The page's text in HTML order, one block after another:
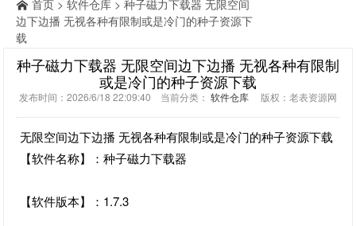
首页 > 软件仓库 > 种子磁力下载器 无限空间
边下边播 无视各种有限制或是冷门的种子资源下
载
种子磁力下载器 无限空间边下边播 无视各种有限制
或是冷门的种子资源下载
发布时间：2026/6/18 22:09:40 当前分类： 软件仓库 版权：老表资源网
无限空间边下边播 无视各种有限制或是冷门的种子资源下载
【软件名称】：种子磁力下载器
【软件版本】：1.7.3